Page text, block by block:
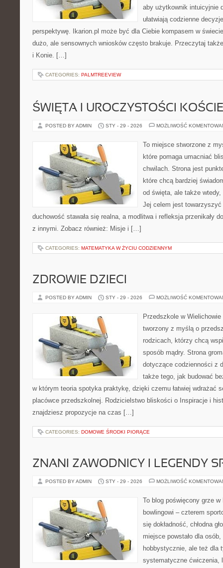
aby użytkownik intuicyjnie
ułatwiają codzienne
perspektywę. Ikarion.pl może być dla Ciebie kompasem w
dużo, ale sensownych wniosków często brakuje. Przeczytaj
i Konie. […]
CATEGORIES: PALMTREEVIEW
ŚWIĘTA I UROCZYSTOŚCI
POSTED BY ADMIN STY - 29 - 2026 MOŻLIWOŚĆ
To miejsce stworzone z
które pomaga umacniać
chwilach. Strona jest
które chcą bardziej
od święta, ale także
Jej celem jest
duchowość stawała się realna, a modlitwa i refleksja przenikały
z innymi. Zobacz również: Misje i […]
CATEGORIES: MATEMATYKA W ŻYCIU CODZIENNYM
ZDROWIE DZIECI
POSTED BY ADMIN STY - 29 - 2026 MOŻLIWOŚĆ
Przedszkole w
tworzony z myślą o
rodzicach, którzy chcą
sposób mądry. Strona
dotyczące codzienności z
także tego, jak budować
w którym teoria spotyka praktykę, dzięki czemu łatwiej wdrażać
placówce przedszkolnej. Rodzicielstwo bliskości o Inspiracje i
znajdziesz propozycje na czas […]
CATEGORIES: DOMOWE ŚRODKI PIORĄCE
ZNANI ZAWODNICY I LEGENDY
POSTED BY ADMIN STY - 29 - 2026 MOŻLIWOŚĆ
To blog poświęcony grze
bowlingowi – czterem
się dokładność, chłodna
miejsce powstało dla
hobbystycznie, ale też dla
systematyczne ćwiczenia,